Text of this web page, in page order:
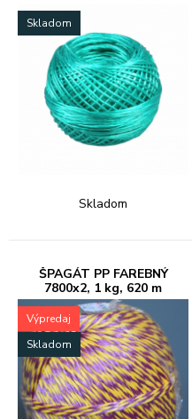
Skladom
Skladom
ŠPAGÁT PP FAREBNÝ
7800x2, 1 kg, 620 m
Výpredaj
Skladom